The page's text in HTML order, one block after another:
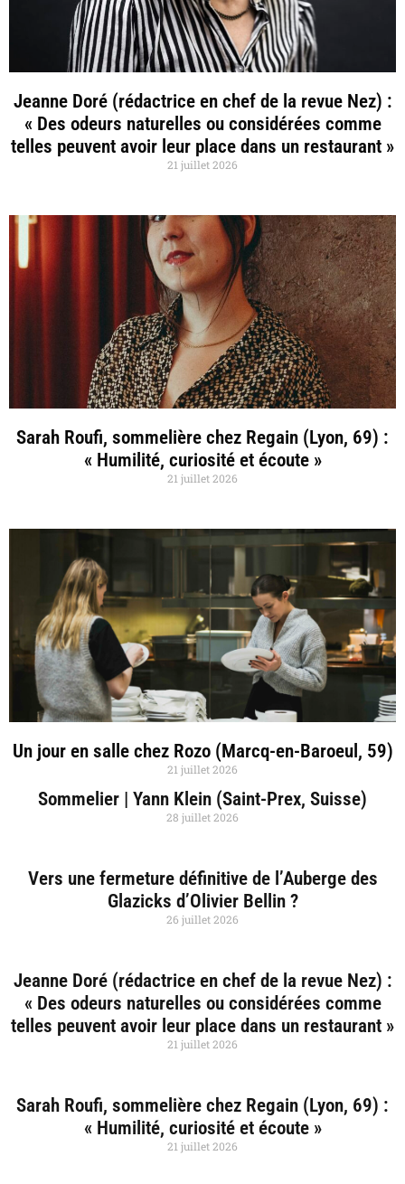
Jeanne Doré (rédactrice en chef de la revue Nez) :
« Des odeurs naturelles ou considérées comme
telles peuvent avoir leur place dans un restaurant »
21 juillet 2026
Sarah Roufi, sommelière chez Regain (Lyon, 69) :
« Humilité, curiosité et écoute »
21 juillet 2026
Un jour en salle chez Rozo (Marcq-en-Baroeul, 59)
21 juillet 2026
Sommelier | Yann Klein (Saint-Prex, Suisse)
28 juillet 2026
Vers une fermeture définitive de l’Auberge des
Glazicks d’Olivier Bellin ?
26 juillet 2026
Jeanne Doré (rédactrice en chef de la revue Nez) :
« Des odeurs naturelles ou considérées comme
telles peuvent avoir leur place dans un restaurant »
21 juillet 2026
Sarah Roufi, sommelière chez Regain (Lyon, 69) :
« Humilité, curiosité et écoute »
21 juillet 2026